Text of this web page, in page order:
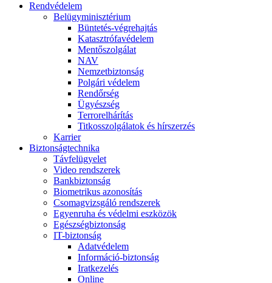
Rendvédelem
Belügyminisztérium
Büntetés-végrehajtás
Katasztrófavédelem
Mentőszolgálat
NAV
Nemzetbiztonság
Polgári védelem
Rendőrség
Ügyészség
Terrorelhárítás
Titkosszolgálatok és hírszerzés
Karrier
Biztonságtechnika
Távfelügyelet
Video rendszerek
Bankbiztonság
Biometrikus azonosítás
Csomagvizsgáló rendszerek
Egyenruha és védelmi eszközök
Egészségbiztonság
IT-biztonság
Adatvédelem
Információ-biztonság
Iratkezelés
Online